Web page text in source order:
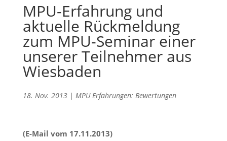
MPU-Erfahrung und
aktuelle Rückmeldung
zum MPU-Seminar einer
unserer Teilnehmer aus
Wiesbaden
18. Nov. 2013| MPU Erfahrungen: Bewertungen
(E-Mail vom 17.11.2013)